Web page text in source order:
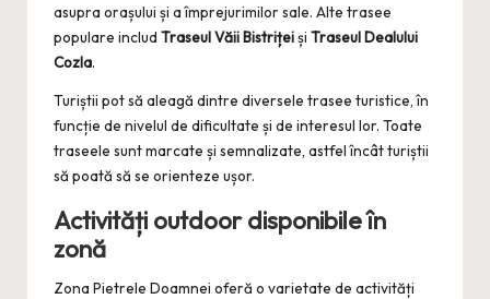
asupra orașului și a împrejurimilor sale. Alte trasee
populare includ Traseul Văii Bistrițeiși Traseul Dealului
Cozla.
Turiștii pot să aleagă dintre diversele trasee turistice, în
funcție de nivelul de dificultate și de interesul lor. Toate
traseele sunt marcate și semnalizate, astfel încât turiștii
să poată să se orienteze ușor.
Activități outdoor disponibile în
zonă
Zona Pietrele Doamnei oferă o varietate de activități